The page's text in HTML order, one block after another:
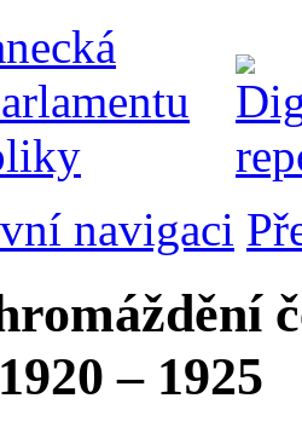
navigaci
1920 – 1925